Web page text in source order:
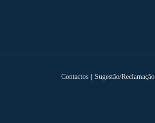
Contactos Sugestão/Reclamação